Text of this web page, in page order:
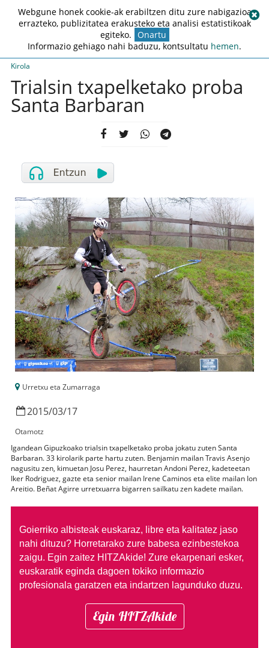
Kirola
Trialsin txapelketako proba
Santa Barbaran
Urretxu eta Zumarraga
2015/03/17
Otamotz
Igandean Gipuzkoako trialsin txapelketako proba jokatu zuten Santa
Barbaran. 33 kirolarik parte hartu zuten. Benjamin mailan Travis Asenjo
nagusitu zen, kimuetan Josu Perez, haurretan Andoni Perez, kadeteetan
Iker Rodriguez, gazte eta senior mailan Irene Caminos eta elite mailan Ion
Areitio. Beñat Agirre urretxuarra bigarren sailkatu zen kadete mailan.
Goierriko albisteak euskaraz, libre eta kalitatez jaso
nahi dituzu? Horretarako zure babesa ezinbestekoa
zaigu. Egin zaitez HITZAkide! Zure ekarpenari esker,
euskaratik eginda dagoen tokiko informazio
profesionala garatzen eta indartzen lagunduko duzu.
Egin HITZAkide
Webgune honek cookie-ak erabiltzen ditu zure nabigazioa
errazteko, publizitatea erakusteko eta analisi estatistikoak
egiteko. Onartu
Informazio gehiago nahi baduzu, kontsultatu hemen.